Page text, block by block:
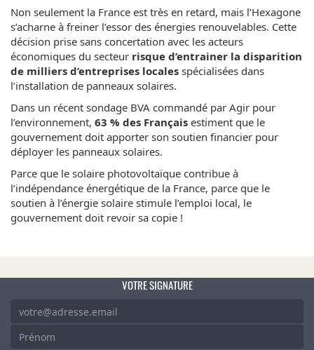
Non seulement la France est très en retard, mais l’Hexagone
s’acharne à freiner l’essor des énergies renouvelables. Cette
décision prise sans concertation avec les acteurs
économiques du secteur risque d’entrainer la disparition
de milliers d’entreprises locales spécialisées dans
l’installation de panneaux solaires.
Dans un récent sondage BVA commandé par Agir pour
l’environnement, 63 % des Français estiment que le
gouvernement doit apporter son soutien financier pour
déployer les panneaux solaires.
Parce que le solaire photovoltaïque contribue à
l’indépendance énergétique de la France, parce que le
soutien à l’énergie solaire stimule l’emploi local, le
gouvernement doit revoir sa copie !
VOTRE SIGNATURE
LAISSER CE CHAMP VIDE